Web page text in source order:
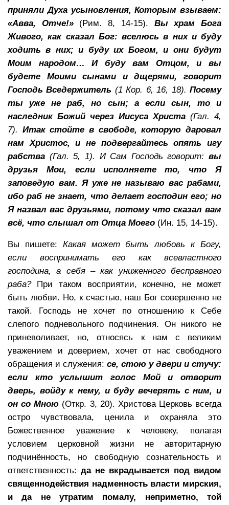
приняли Духа усыновления, Которым взываем:
«Авва, Отче!»(Рим. 8, 14-15). Вы храм Бога
Живого, как сказал Бог: вселюсь в них и буду
ходить в них; и буду их Богом, и они будут
Моим народом… И буду вам Отцом, и вы
будете Моими сынами и дщерями, говорит
Господь Вседержитель (1 Кор. 6, 16, 18).Посему
ты уже не раб, но сын; а если сын, то и
наследник Божий через Иисуса Христа (Гал. 4,
7). Итак стойте в свободе, которую даровал
нам Христос, и не подвергайтесь опять игу
рабства (Гал. 5, 1). И Сам Господь говорит: вы
друзья Мои, если исполняете то, что Я
заповедую вам. Я уже не называю вас рабами,
ибо раб не знает, что делает господин его; но
Я назвал вас друзьями, потому что сказал вам
всё, что слышал от Отца Моего (Ин. 15, 14-15).
Вы пишете: Какая может быть любовь к Богу,
если воспринимать его как всевластного
господина, а себя – как униженного бесправного
раба?При таком восприятии, конечно, не может
быть любви. Но, к счастью, наш Бог совершенно не
такой. Господь не хочет по отношению к Себе
слепого подневольного подчинения. Он никого не
приневоливает, но, относясь к нам с великим
уважением и доверием, хочет от нас свободного
обращения и служения: се, стою у двери и стучу:
если кто услышит голос Мой и отворит
дверь, войду к нему, и буду вечерять с ним, и
он со Мною (Откр. 3, 20). Христова Церковь всегда
остро чувствовала, ценила и охраняла это
Божественное уважение к человеку, полагая
условием церковной жизни не авторитарную
подчинённость, но свободную сознательность и
ответственность: да не вкрадывается под видом
священнодействия надменность власти мирския,
и да не утратим помалу, неприметно, той